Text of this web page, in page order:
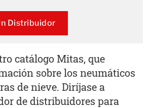
Distribuidor
catálogo Mitas, que
sobre los neumáticos
de nieve. Diríjase a
de distribuidores para